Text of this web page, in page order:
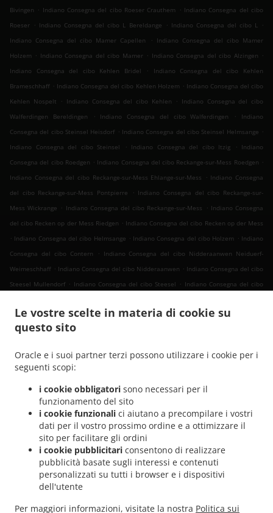
Le vostre scelte in materia di cookie su
questo sito
Oracle e i suoi partner terzi possono utilizzare i cookie per i
seguenti scopi:
i cookie obbligatori sono necessari per il
funzionamento del sito
i cookie funzionali ci aiutano a precompilare i vostri
dati per il vostro prossimo ordine e a ottimizzare il
sito per facilitare gli ordini
i cookie pubblicitari consentono di realizzare
pubblicità basate sugli interessi e contenuti
personalizzati su tutti i browser e i dispositivi
dell'utente
Per maggiori informazioni, visitate la nostra Politica sui
Bivingen . Indiano Consegna del cibo Roeser Crauthem . Indiano Consegna del cibo
Roeser . Indiano Consegna del cibo L Bereldange . Indiano Consegna del cibo L .
Indiano Consegna del cibo Mamer Capellen
. Indiano Consegna del cibo Mamer
Holzem . Indiano Consegna del cibo Mamer . Indiano Consegna del cibo Alzingen .
Indiano Consegna del cibo Kehlen Bridel
.
Indiano Consegna del cibo Kehlen
Brameschhaff . Indiano Consegna del cibo Kehlen Holzem . Indiano Consegna del cibo
Kehlen Nospelt
. Indiano Consegna del cibo Kehlen . Indiano Consegna del cibo
Walferdingen Bereldingen
. Indiano Consegna del cibo Walferdingen .
Indiano
Consegna del cibo Steinsel Heisdorf . Indiano Consegna del cibo Steinsel Helmsange .
Indiano Consegna del cibo Steinsel
. Indiano Consegna del cibo Itzig . Indiano
Consegna del cibo Roedgen . Indiano Consegna del cibo Reckange-sur-Mess Roedgen .
Indiano Consegna del cibo Reckange-sur-Mess Ehlange-sur-Mess
. Indiano Consegna
del cibo Reckange-sur-Mess Pontpierre
. Indiano Consegna del cibo Reckange-sur-
Mess Wickrange . Indiano Consegna del cibo Reckange-sur-Mess . Indiano Consegna
del cibo Recken op der Mess Riedgen . Indiano Consegna del cibo Recken op der Mess
. Indiano Consegna del cibo Helmsange . Indiano Consegna del cibo Holzem . Indiano
Consegna del cibo Contern
. Indiano Consegna del cibo Nidderaanwen Neiduerf-
Weimeschhaff . Indiano Consegna del cibo Nidderaanwen . Indiano Consegna del cibo
Steesel Mullendorf . Indiano Consegna del cibo Steesel . Indiano Consegna del cibo
Bettembourg
. Indiano Consegna del cibo Mondercange Pontpierre
Consegna del cibo Mondercange Bergem
Consegna del cibo Heisdorf
. Indiano Consegna del cibo Pontpierre . Indiano
del cibo Livange . Indiano Consegna del cibo Weiler zum Tuer . Indiano Consegna del
cibo Weiler-la-Tour Hassel
. Indiano Consegna del cibo Weiler-la-Tour
Consegna del cibo Monnerich Steinbrücken
. Indiano Consegna del cibo Monnerich
Indiano Consegna del cibo Ehlange-sur-Mess
Indiano Consegna del cibo Findel Hamm . Indiano Consegna del cibo Findel
Consegna del cibo Reckingen/Mess Wickringen
.
Indiano Consegna del cibo
Reckingen/Mess Ehlange-sur-Mess
. Indiano Consegna del cibo Reckingen/Mess
. .